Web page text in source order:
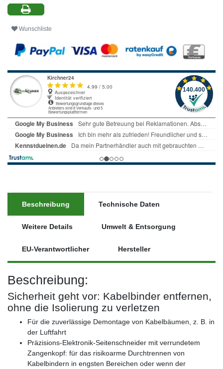
Wunschliste
Beschreibung Technische Daten
Weitere Details Umwelt & Entsorgung
EU-Verantwortlicher Hersteller
Beschreibung:
Sicherheit geht vor: Kabelbinder entfernen,
ohne die Isolierung zu verletzen
Für die zuverlässige Demontage von Kabelbäumen, z. B. in
der Luftfahrt
Präzisions-Elektronik-Seitenschneider mit verrundetem
Zangenkopf: für das risikoarme Durchtrennen von
Kabelbindern in engsten Bereichen oder wenn der